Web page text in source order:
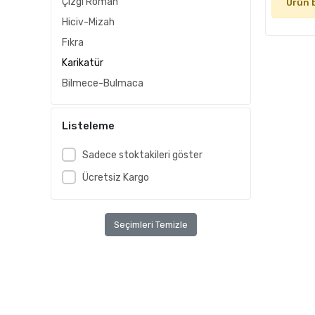
Hiciv-Mizah
Fıkra
Karikatür
Bilmece-Bulmaca
Listeleme
Sadece stoktakileri göster
Ücretsiz Kargo
Seçimleri Temizle
Ürün